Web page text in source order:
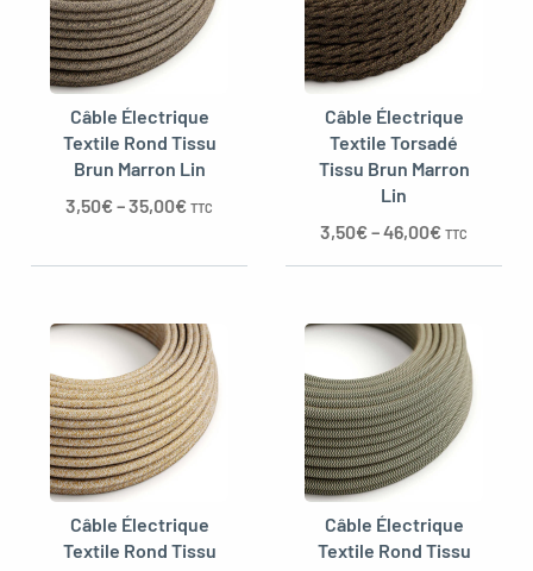
Câble Électrique
Textile Rond Tissu
Brun Marron Lin
3,50€–35,00€ TTC
Câble Électrique
Textile Torsadé
Tissu Brun Marron
Lin
3,50€–46,00€ TTC
Câble Électrique
Textile Rond Tissu
Câble Électrique
Textile Rond Tissu